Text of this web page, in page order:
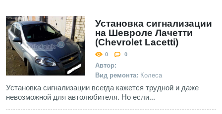
Установка сигнализации
на Шевроле Лачетти
(Chevrolet Lacetti)
0 0
Автор:
Вид ремонта: Колеса
Установка сигнализации всегда кажется трудной и даже
невозможной для автолюбителя. Но если...